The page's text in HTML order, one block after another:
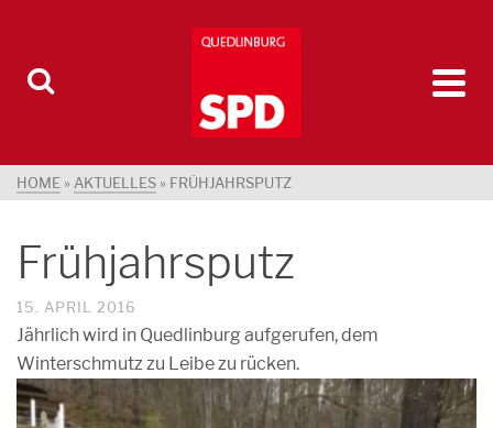
HOME » AKTUELLES » FRÜHJAHRSPUTZ
Frühjahrsputz
15. APRIL 2016
Jährlich wird in Quedlinburg aufgerufen, dem
Winterschmutz zu Leibe zu rücken.